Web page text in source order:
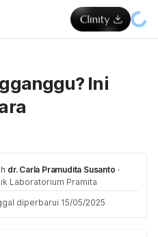
Ini
dr. Carla Pramudita Susanto ·
Laboratorium Pramita
diperbarui 15/05/2025